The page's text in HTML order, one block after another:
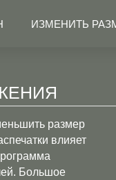
ИЗМЕНИТЬ
размер
влияет
Большое